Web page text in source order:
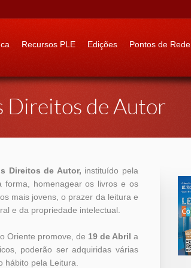
Recursos PLE Edições Pontos de Rede
Direitos de Autor
Direitos de Autor, instituído pela
forma, homenagear os livros e os
mais jovens, o prazer da leitura e
e da propriedade intelectual.
Oriente promove, de 19 de Abril a
poderão ser adquiridas várias
pela Leitura.